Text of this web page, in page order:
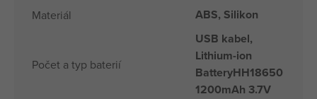
Materiál ABS, Silikon
Počet a typ baterií
USB kabel,
Lithium-ion
BatteryHH18650
1200mAh 3.7V